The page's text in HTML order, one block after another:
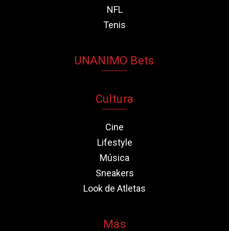
NFL
Tenis
UNANIMO Bets
Cultura
Cine
Lifestyle
Música
Sneakers
Look de Atletas
Más